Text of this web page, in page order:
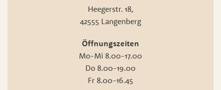
Heegerstr. 18,
42555 Langenberg
Öffnungszeiten
Mo-Mi 8.00-17.00
Do 8.00-19.00
Fr 8.00-16.45